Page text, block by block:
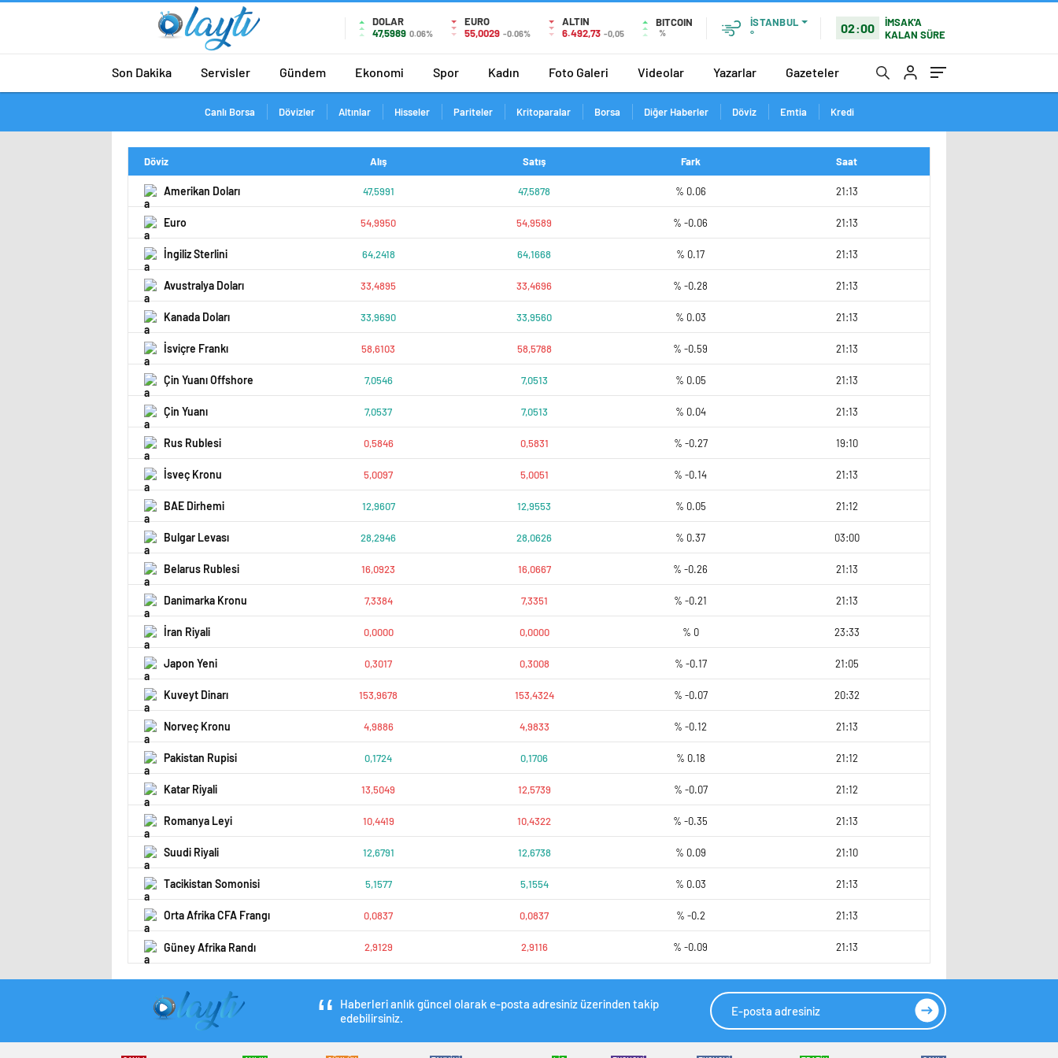
DOLAR
47,5989 0.06%
EURO
55,0029 -0.06%
ALTIN
6.492,73 -0,05
BITCOIN
%
İSTANBUL
°
02:00
İMSAK'A
KALAN SÜRE
Son Dakika Servisler Gündem Ekonomi Spor Kadın Foto Galeri Videolar Yazarlar Gazeteler
Canlı Borsa Dövizler Altınlar Hisseler Pariteler Kritoparalar Borsa Diğer Haberler Döviz Emtia Kredi
Döviz Alış Satış Fark Saat
Amerikan Doları 47,5991 47,5878 % 0.06 21:13
Euro 54,9950 54,9589 % -0.06 21:13
İngiliz Sterlini 64,2418 64,1668 % 0.17 21:13
Avustralya Doları 33,4895 33,4696 % -0.28 21:13
Kanada Doları 33,9690 33,9560 % 0.03 21:13
İsviçre Frankı 58,6103 58,5788 % -0.59 21:13
Çin Yuanı Offshore 7,0546 7,0513 % 0.05 21:13
Çin Yuanı 7,0537 7,0513 % 0.04 21:13
Rus Rublesi 0,5846 0,5831 % -0.27 19:10
İsveç Kronu 5,0097 5,0051 % -0.14 21:13
BAE Dirhemi 12,9607 12,9553 % 0.05 21:12
Bulgar Levası 28,2946 28,0626 % 0.37 03:00
Belarus Rublesi 16,0923 16,0667 % -0.26 21:13
Danimarka Kronu 7,3384 7,3351 % -0.21 21:13
İran Riyali 0,0000 0,0000 % 0 23:33
Japon Yeni 0,3017 0,3008 % -0.17 21:05
Kuveyt Dinarı 153,9678 153,4324 % -0.07 20:32
Norveç Kronu 4,9886 4,9833 % -0.12 21:13
Pakistan Rupisi 0,1724 0,1706 % 0.18 21:12
Katar Riyali 13,5049 12,5739 % -0.07 21:12
Romanya Leyi 10,4419 10,4322 % -0.35 21:13
Suudi Riyali 12,6791 12,6738 % 0.09 21:10
Tacikistan Somonisi 5,1577 5,1554 % 0.03 21:13
Orta Afrika CFA Frangı 0,0837 0,0837 % -0.2 21:13
Güney Afrika Randı 2,9129 2,9116 % -0.09 21:13
Haberleri anlık güncel olarak e-posta adresiniz üzerinden takip
edebilirsiniz.